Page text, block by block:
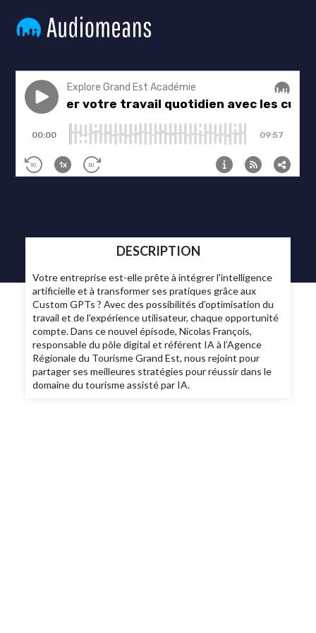
DESCRIPTION
Votre entreprise est-elle prête à intégrer l'intelligence
artificielle et à transformer ses pratiques grâce aux
Custom GPTs ? Avec des possibilités d'optimisation du
travail et de l'expérience utilisateur, chaque opportunité
compte. Dans ce nouvel épisode, Nicolas François,
responsable du pôle digital et référent IA à l’Agence
Régionale du Tourisme Grand Est, nous rejoint pour
partager ses meilleures stratégies pour réussir dans le
domaine du tourisme assisté par IA.